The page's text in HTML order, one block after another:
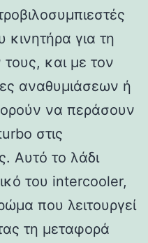
κινητήρα για τη
και με τον
αναθυμιάσεων ή
να περάσουν
στις
Αυτό το λάδι
του intercooler,
που λειτουργεί
τη μεταφορά